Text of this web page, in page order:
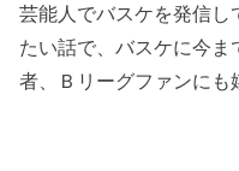
芸能人でバスケを発信
たい話で、バスケに今
者、Ｂリーグファンにも